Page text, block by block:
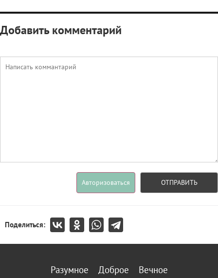
Добавить комментарий
Авторизоваться ОТПРАВИТЬ
Поделиться:
Разумное Доброе Вечное